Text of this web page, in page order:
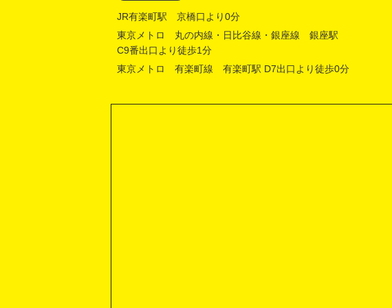
JR有楽町駅 京橋口より0分
東京メトロ 丸の内線・日比谷線・銀座線 銀座駅
C9番出口より徒歩1分
東京メトロ 有楽町線 有楽町駅 D7出口より徒歩0分